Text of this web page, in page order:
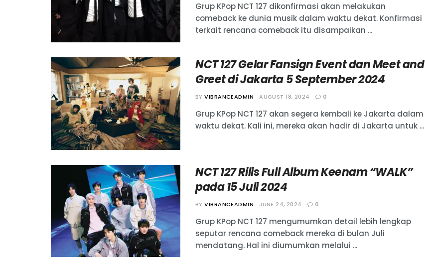
Grup KPop NCT 127 dikonfirmasi akan melakukan
comeback ke dunia musik dalam waktu dekat. Konfirmasi
terkait rencana comeback itu disampaikan ...
NCT 127 Gelar Fansign Event dan Meet and
Greet di Jakarta 5 September 2024
BY VIBRANCEADMIN AUGUST 18, 2024 0
Grup KPop NCT 127 akan segera kembali ke Jakarta dalam
waktu dekat. Kali ini, mereka akan hadir di Jakarta untuk ...
NCT 127 Rilis Full Album Keenam “WALK”
pada 15 Juli 2024
BY VIBRANCEADMIN JUNE 24, 2024 0
Grup KPop NCT 127 mengumumkan detail lebih lengkap
seputar rencana comeback mereka di bulan Juli
mendatang. Hal ini diumumkan melalui ...